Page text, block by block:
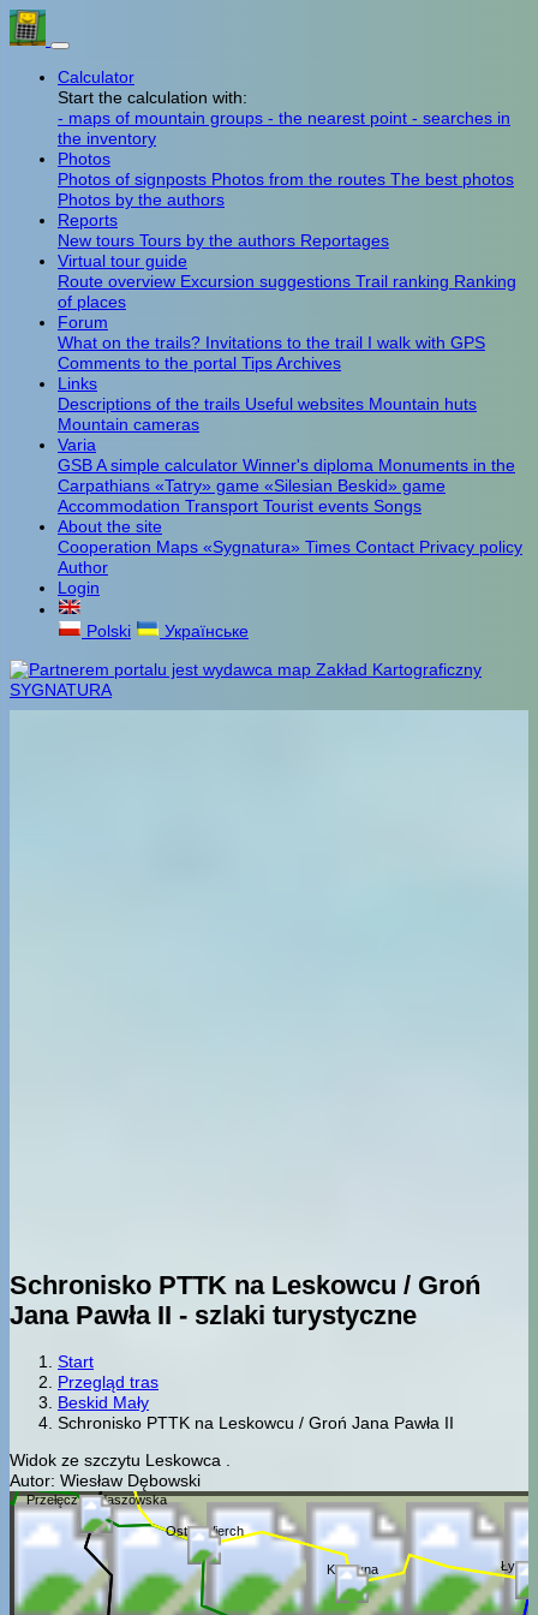
Calculator
Start the calculation with:
- maps of mountain groups - the nearest point - searches in
the inventory
Photos
Photos of signposts Photos from the routes The best photos
Photos by the authors
Reports
New tours Tours by the authors Reportages
Virtual tour guide
Route overview Excursion suggestions Trail ranking Ranking
of places
Forum
What on the trails? Invitations to the trail I walk with GPS
Comments to the portal TipsArchives
Links
Descriptions of the trails Useful websites Mountain huts
Mountain cameras
Varia
GSBA simple calculator Winner's diploma Monuments in the
Carpathians «Tatry» game «Silesian Beskid» game
Accommodation Transport Tourist events Songs
About the site
Cooperation Maps «Sygnatura» Times Contact Privacy policy
Author
Login
Polski Українське
Schronisko PTTK na Leskowcu / Groń
Jana Pawła II - szlaki turystyczne
Start
Przegląd tras
Beskid Mały
Schronisko PTTK na Leskowcu / Groń Jana Pawła II
Widok ze szczytu Leskowca .
Autor: Wiesław Dębowski
Kaczyna Łysa
Ostry Wierch
Przełęcz Biedaszowska